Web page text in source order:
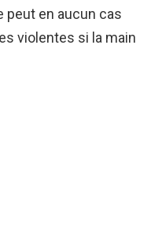
peut en aucun cas
violentes si la main